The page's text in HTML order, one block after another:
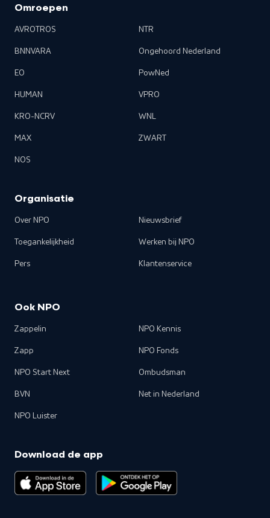
Omroepen
AVROTROS
BNNVARA
EO
HUMAN
KRO-NCRV
MAX
NOS
NTR
Ongehoord Nederland
PowNed
VPRO
WNL
ZWART
Organisatie
Over NPO
Toegankelijkheid
Pers
Nieuwsbrief
Werken bij NPO
Klantenservice
Ook NPO
Zappelin
Zapp
NPO Start Next
BVN
NPO Luister
NPO Kennis
NPO Fonds
Ombudsman
Net in Nederland
Download de app